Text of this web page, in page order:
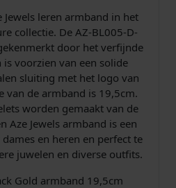
Jewels leren armband in het
collectie. De AZ-BL005-D-
door het verfijnde
voorzien van een solide
sluiting met het logo van
van de armband is 19,5cm.
worden gemaakt van de
Aze Jewels armband is een
en heren en perfect te
juwelen en diverse outfits.
Gold armband 19,5cm